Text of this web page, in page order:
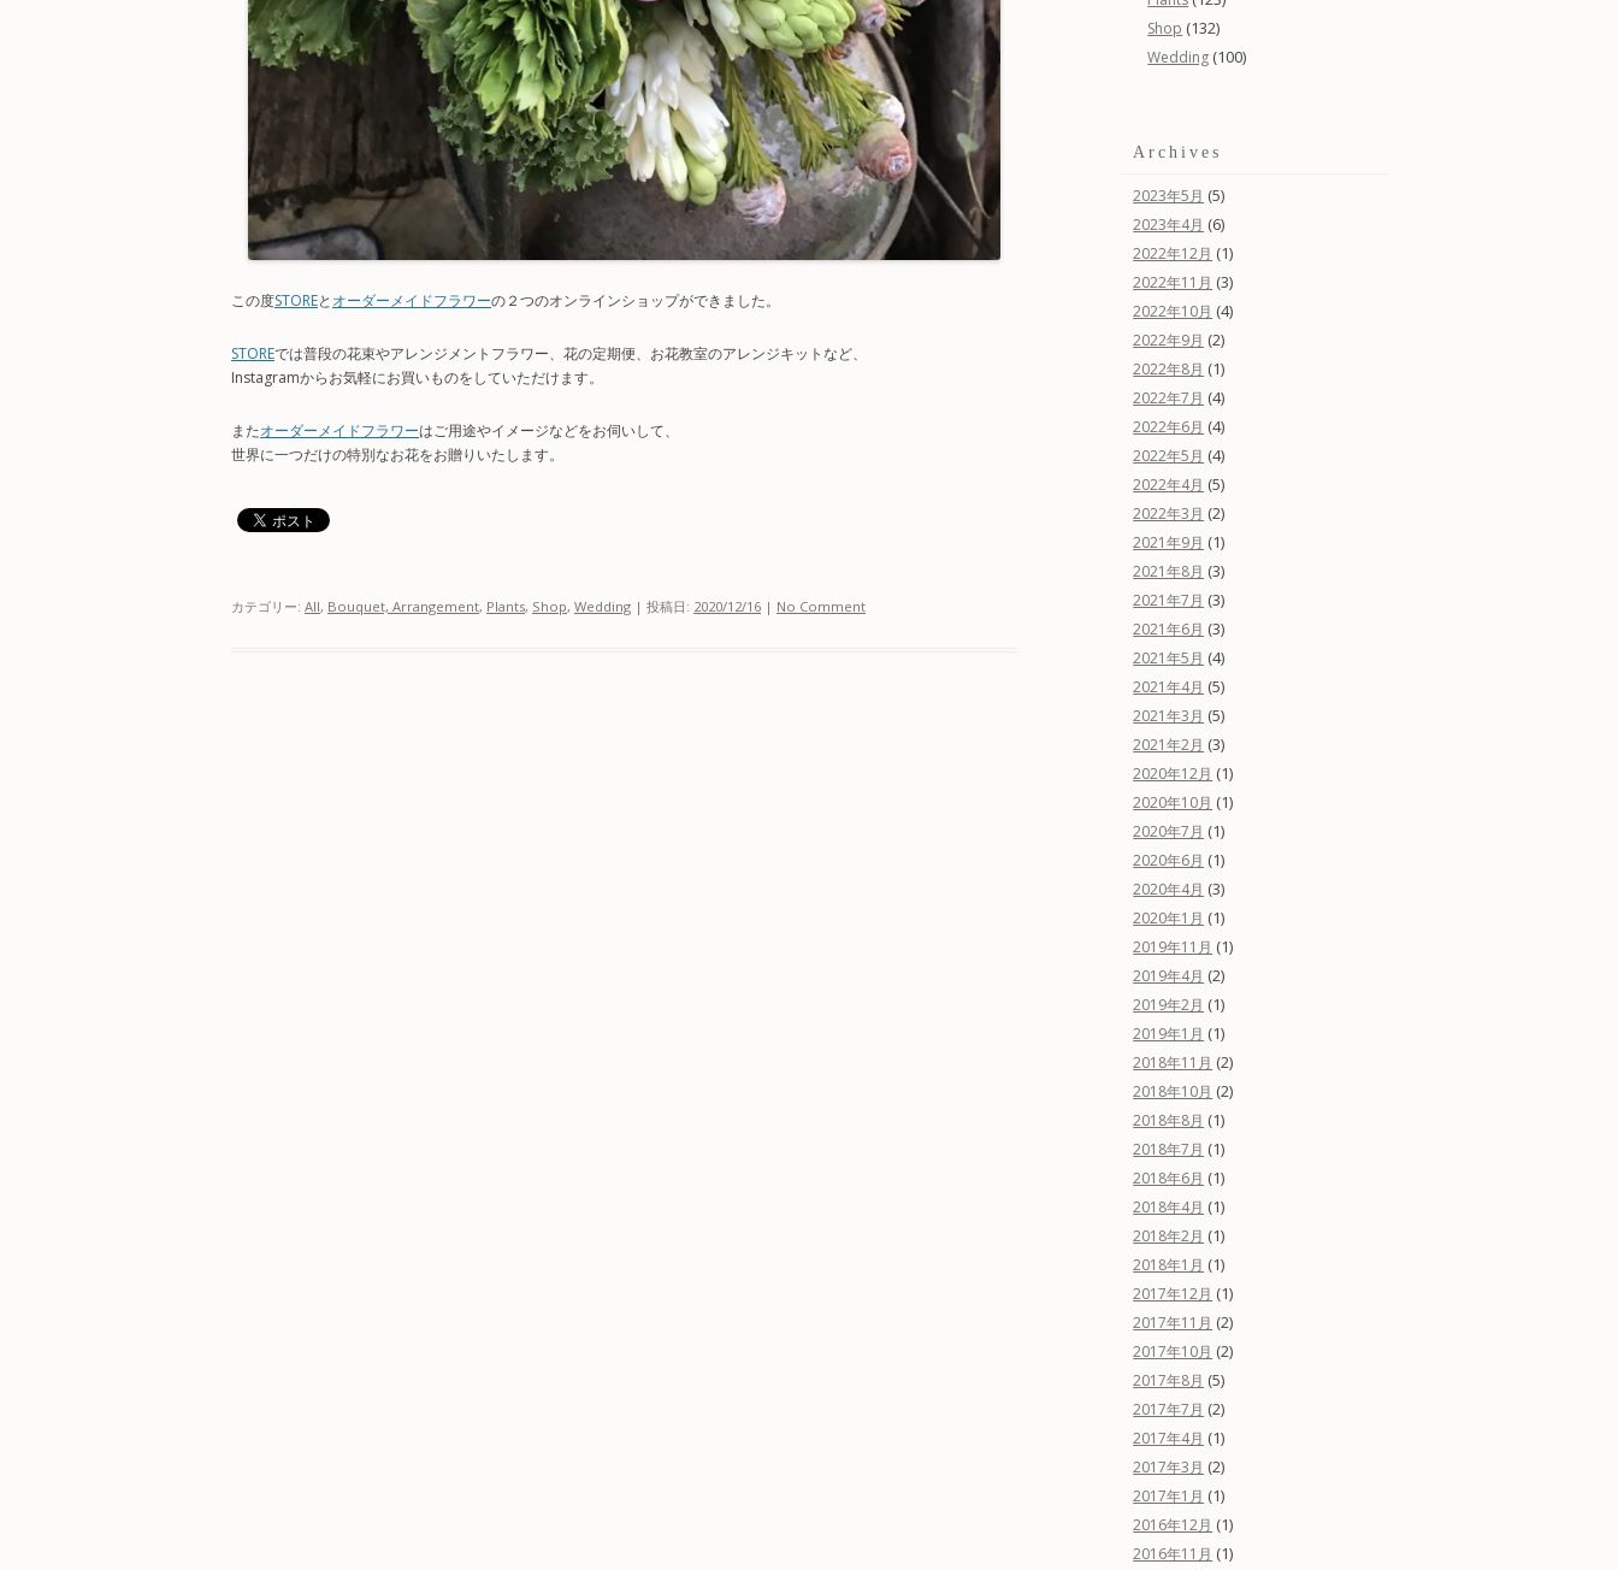
この度STOREと オーダーメイドフラワーの２つのオンラインショップができました。
STOREでは普段の花束やアレンジメントフラワー、花の定期便、お花教室のアレンジキットなど、
Instagramからお気軽にお買いものをしていただけます。
またオーダーメイドフラワーはご用途やイメージなどをお伺いして、
世界に一つだけの特別なお花をお贈りいたします。
カテゴリー: All, Bouquet, Arrangement, Plants, Shop, Wedding | 投稿日: 2020/12/16 | No Comment
Shop (132)
Wedding (100)
Archives
2023年5月 (5)
2023年4月 (6)
2022年12月 (1)
2022年11月 (3)
2022年10月 (4)
2022年9月 (2)
2022年8月 (1)
2022年7月 (4)
2022年6月 (4)
2022年5月 (4)
2022年4月 (5)
2022年3月 (2)
2021年9月 (1)
2021年8月 (3)
2021年7月 (3)
2021年6月 (3)
2021年5月 (4)
2021年4月 (5)
2021年3月 (5)
2021年2月 (3)
2020年12月 (1)
2020年10月 (1)
2020年7月 (1)
2020年6月 (1)
2020年4月 (3)
2020年1月 (1)
2019年11月 (1)
2019年4月 (2)
2019年2月 (1)
2019年1月 (1)
2018年11月 (2)
2018年10月 (2)
2018年8月 (1)
2018年7月 (1)
2018年6月 (1)
2018年4月 (1)
2018年2月 (1)
2018年1月 (1)
2017年12月 (1)
2017年11月 (2)
2017年10月 (2)
2017年8月 (5)
2017年7月 (2)
2017年4月 (1)
2017年3月 (2)
2017年1月 (1)
2016年12月 (1)
2016年11月 (1)